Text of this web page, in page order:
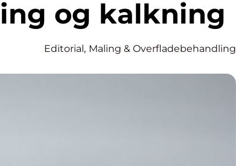
og kalkning
Editorial, Maling & Overfladebehandling